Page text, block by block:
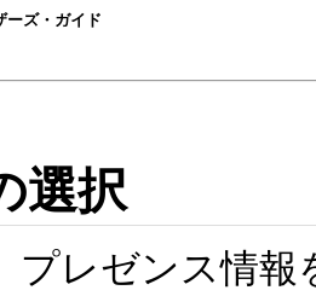
ズ・ガイド
選択
プレゼンス情